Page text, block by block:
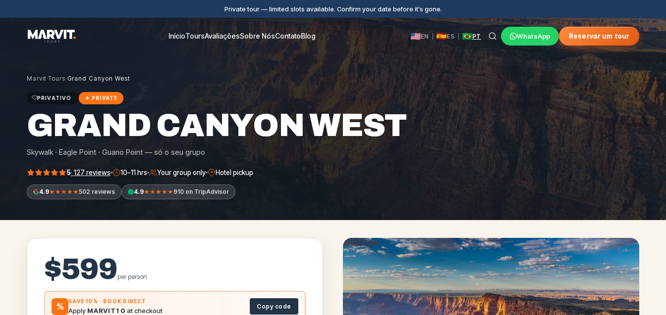
Private tour — limited slots available. Confirm your date before it's gone.
InícioToursAvaliaçõesSobre NósContatoBlog EN ES PT WhatsApp Reservar um tour
Marvit·Tours· Grand Canyon West
PRIVATIVO ★ PRIVATE
GRAND CANYON WEST
Skywalk · Eagle Point · Guano Point — só o seu grupo
5· 127 reviews 10–11 hrs Your group only Hotel pickup
4.9★★★★★502 reviews 4.9★★★★★ 910 on TripAdvisor
$599per person
%
SAVE 10% · BOOK DIRECT
Apply MARVIT10 at checkout Copy code